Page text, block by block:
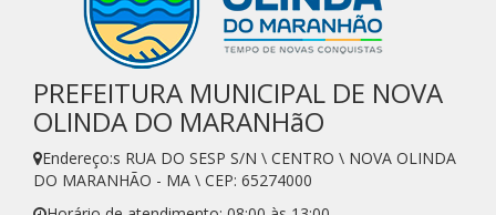
PREFEITURA MUNICIPAL DE NOVA
OLINDA DO MARANHãO
Endereço:s RUA DO SESP S/N \ CENTRO \ NOVA OLINDA
DO MARANHÃO - MA \ CEP: 65274000